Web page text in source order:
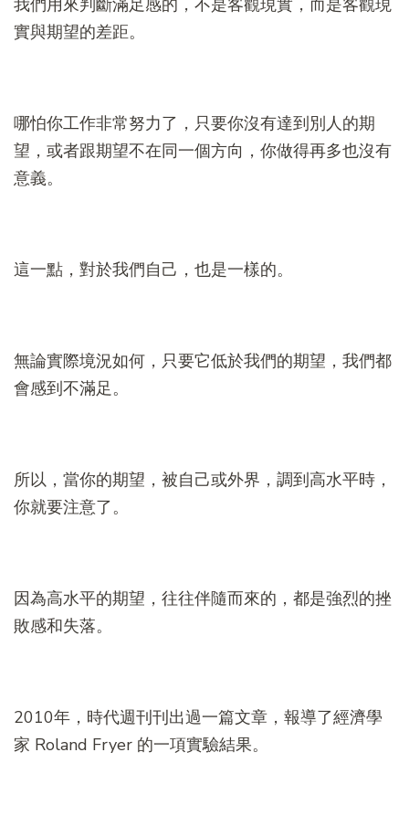
實與期望的差距。
哪怕你工作非常努力了，只要你沒有達到別人的期
望，或者跟期望不在同一個方向，你做得再多也沒有
意義。
這一點，對於我們自己，也是一樣的。
無論實際境況如何，只要它低於我們的期望，我們都
會感到不滿足。
所以，當你的期望，被自己或外界，調到高水平時，
你就要注意了。
因為高水平的期望，往往伴隨而來的，都是強烈的挫
敗感和失落。
2010年，時代週刊刊出過一篇文章，報導了經濟學
家 Roland Fryer 的一項實驗結果。